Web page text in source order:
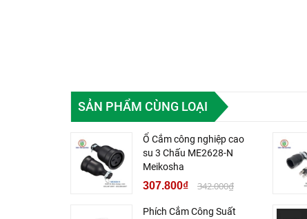
SẢN PHẨM CÙNG LOẠI
Ổ Cắm công nghiệp cao
su 3 Chấu ME2628-N
Meikosha
307.800₫ 342.000₫
Phích Cắm Công Suất